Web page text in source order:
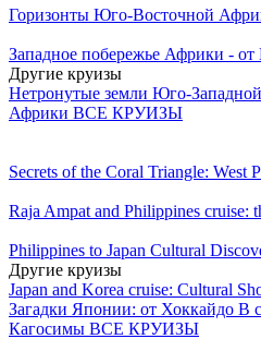
Горизонты Юго-Восточной
Западное побережье Африки -
Другие круизы
Нетронутые земли Юго-
Африки ВСЕ КРУИЗЫ
Secrets of the Coral Triangle: West
Raja Ampat and Philippines cruise:
Philippines to Japan Cultural
Другие круизы
Japan and Korea cruise: Cultural
Загадки Японии: от Хоккайдо В
Кагосимы ВСЕ КРУИЗЫ